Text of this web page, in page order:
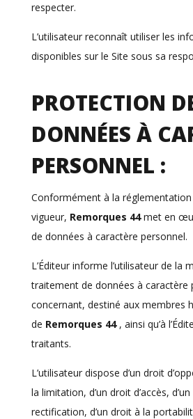
respecter.
L’utilisateur reconnaît utiliser les
disponibles sur le Site sous sa
PROTECTION
DONNÉES À
PERSONNEL :
Conformément à la réglementation
vigueur, Remorques 44met en
de données à caractère personnel.
L’Éditeur informe l’utilisateur de la
traitement de données à caractère
concernant, destiné aux membres
de Remorques 44, ainsi qu’à
traitants.
L’utilisateur dispose d’un droit
la limitation, d’un droit d’accès,
rectification, d’un droit à la